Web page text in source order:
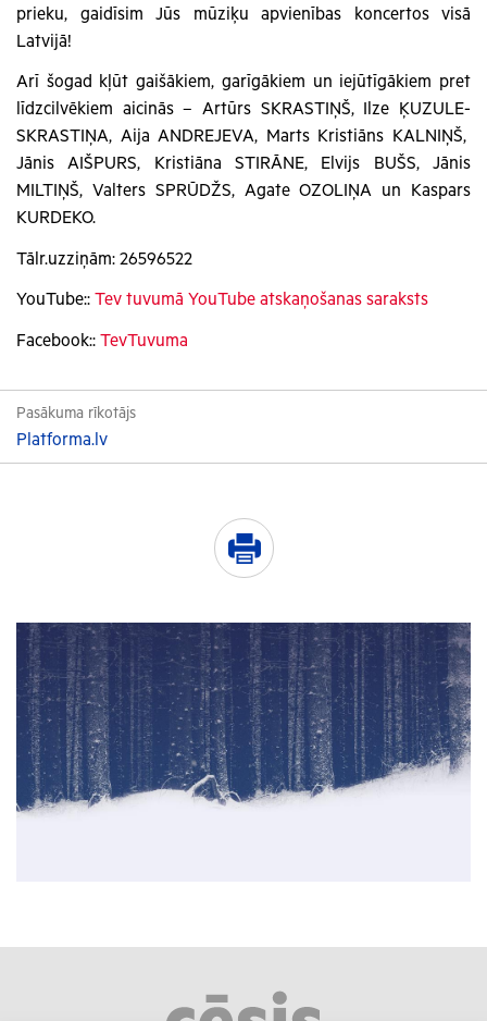
prieku, gaidīsim Jūs mūziķu apvienības koncertos visā
Latvijā!
Arī šogad kļūt gaišākiem, garīgākiem un iejūtīgākiem pret
līdzcilvēkiem aicinās – Artūrs SKRASTIŅŠ, Ilze ĶUZULE-
SKRASTIŅA, Aija ANDREJEVA, Marts Kristiāns KALNIŅŠ,
Jānis AIŠPURS, Kristiāna STIRĀNE, Elvijs BUŠS, Jānis
MILTIŅŠ, Valters SPRŪDŽS, Agate OZOLIŅA un Kaspars
KURDEKO.
Tālr.uzziņām: 26596522
YouTube:: Tev tuvumā YouTube atskaņošanas saraksts
Facebook:: TevTuvuma
Pasākuma rīkotājs
Platforma.lv